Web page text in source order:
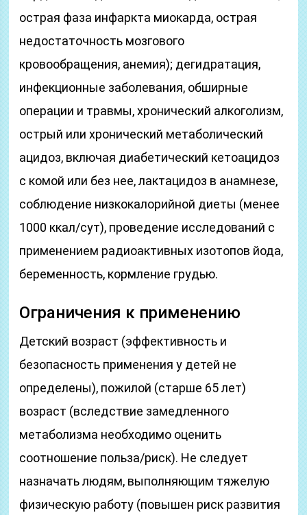
острая фаза инфаркта миокарда, острая
недостаточность мозгового
кровообращения, анемия); дегидратация,
инфекционные заболевания, обширные
операции и травмы, хронический алкоголизм,
острый или хронический метаболический
ацидоз, включая диабетический кетоацидоз
с комой или без нее, лактацидоз в анамнезе,
соблюдение низкокалорийной диеты (менее
1000 ккал/сут), проведение исследований с
применением радиоактивных изотопов йода,
беременность, кормление грудью.
Ограничения к применению
Детский возраст (эффективность и
безопасность применения у детей не
определены), пожилой (старше 65 лет)
возраст (вследствие замедленного
метаболизма необходимо оценить
соотношение польза/риск). Не следует
назначать людям, выполняющим тяжелую
физическую работу (повышен риск развития